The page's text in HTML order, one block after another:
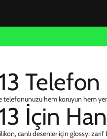
Telefon
hem koruyun hem
İçin
canlı desenler için glossy,